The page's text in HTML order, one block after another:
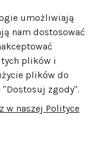
umożliwiają
nam dostosować
plików i
plików do
zgody".
w naszej Polityce